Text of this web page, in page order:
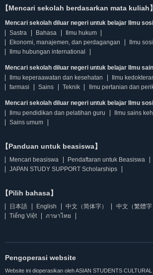
【Mencari sekolah berdasarkan mata kuliah】
Mencari sekolah diluar negeri untuk belajar Ilmu
Sastra
Bahasa
Ilmu hukum
Ekonomi, manajemen, dan perdagangan
Ilmu
Ilmu hubungan international
Mencari sekolah diluar negeri untuk belajar Ilmu
Ilmu keperaawatan dan kesehatan
Ilmu
farmasi
Sains Teknik Ilmu pertanian dan
Mencari sekolah diluar negeri untuk belajar Ilmu
Ilmu pendidikan dan pelatihan guru
Ilmu sains
Sains umum
【Panduan untuk beasiswa】
Mencari beasiswa
Pendaftaran untuk Beasiswa
JAPAN STUDY SUPPORT Scholarships
【Pilih bahasa】
日本語 English 中文（简体字） 中文（繁體字
Tiếng Việt
ภาษาไทย
Pengoperasi website
Website ini dioperasikan oleh ASIAN STUDENTS